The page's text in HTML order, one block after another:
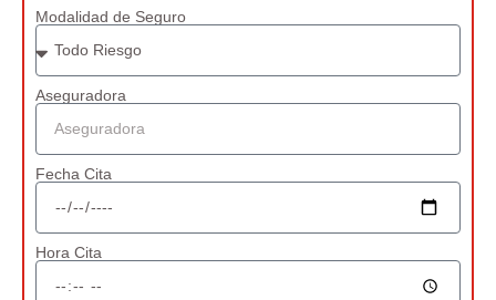
Modalidad de Seguro
Aseguradora
Fecha Cita
Hora Cita